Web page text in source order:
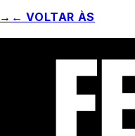
→ ← VOLTAR ÀS